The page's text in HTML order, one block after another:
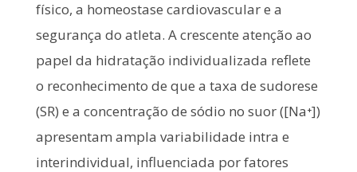
físico, a homeostase cardiovascular e a
segurança do atleta. A crescente atenção ao
papel da hidratação individualizada reflete
o reconhecimento de que a taxa de sudorese
(SR) e a concentração de sódio no suor ([Na⁺])
apresentam ampla variabilidade intra e
interindividual, influenciada por fatores